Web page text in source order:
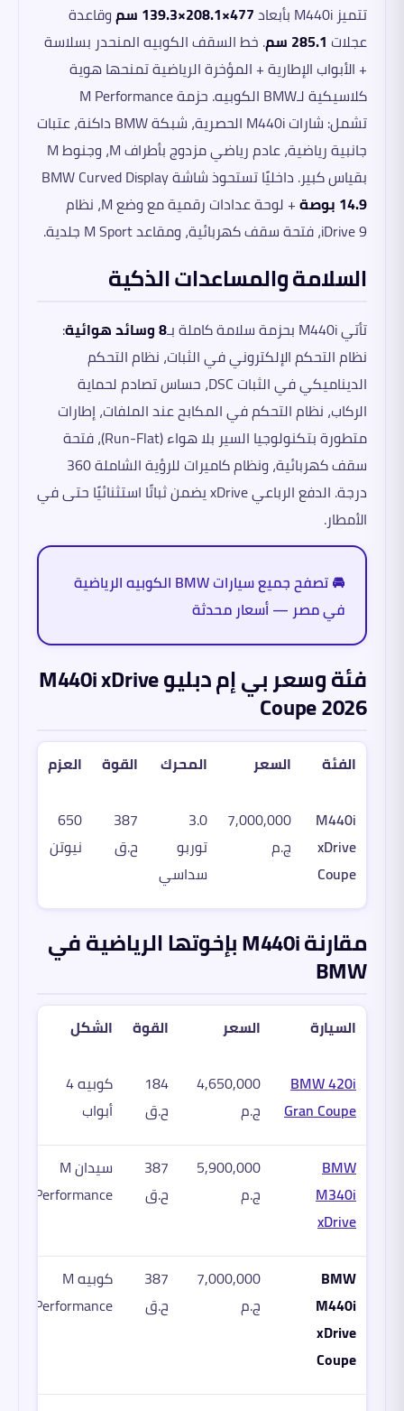
تتميز M440i بأبعاد 477×208.1×139.3 سم
وقاعدة
عجلات 285.1 سم
. خط السقف الكوبيه المنحدر بسلاسة
+ الأبواب الإطارية + المؤخرة الرياضية تمنحها هوية
كلاسيكية لـBMW الكوبيه. حزمة M Performance
تشمل: شارات M440i الحصرية، شبكة BMW داكنة، عتبات
جانبية رياضية، عادم رياضي مزدوج بأطراف M، وجنوط M
بقياس كبير. داخليًا تستحوذ شاشة BMW Curved Display
14.9 بوصة
+ لوحة عدادات رقمية مع وضع M، نظام
iDrive 9، فتحة سقف كهربائية، ومقاعد M Sport جلدية.
السلامة والمساعدات الذكية
تأتي M440i بحزمة سلامة كاملة بـ 8 وسائد هوائية
:
نظام التحكم الإلكتروني في الثبات، نظام التحكم
الديناميكي في الثبات DSC، حساس تصادم لحماية
الركاب، نظام التحكم في المكابح عند الملفات، إطارات
متطورة بتكنولوجيا السير بلا هواء (Run-Flat)، فتحة
سقف كهربائية، ونظام كاميرات للرؤية الشاملة 360
درجة. الدفع الرباعي xDrive يضمن ثباتًا استثنائيًا حتى في
الأمطار.
🚘 تصفح جميع سيارات BMW الكوبيه الرياضية
في مصر — أسعار محدثة
فئة وسعر بي إم دبليو M440i xDrive
Coupe 2026
الفئة السعر المحرك القوة العزم
M440i
xDrive
Coupe
7,000,000
ج.م
3.0
توربو
سداسي
387
ح.ق
650
نيوتن
مقارنة M440i بإخوتها الرياضية في
BMW
السيارة السعر القوة الشكل
BMW 420i
Gran Coupe
4,650,000
ج.م
184
ح.ق
كوبيه 4
أبواب
BMW
M340i
xDrive
5,900,000
ج.م
387
ح.ق
سيدان M
Performance
BMW
M440i
xDrive
Coupe
7,000,000
ج.م
387
ح.ق
كوبيه M
Performance